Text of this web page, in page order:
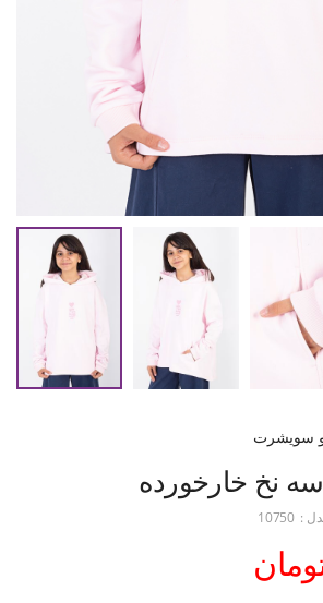
سویشرت
نخ خارخورده
:
10750